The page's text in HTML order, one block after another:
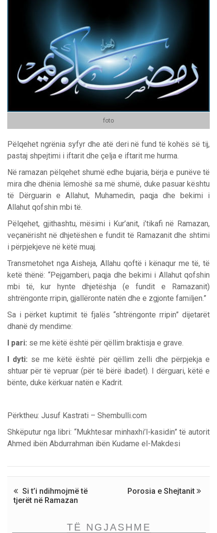
foto
Pëlqehet ngrënia syfyr dhe atë deri në fund të kohës së tij,
pastaj shpejtimi i iftarit dhe çelja e iftarit me hurma.
Në ramazan pëlqehet shumë edhe bujaria, bërja e punëve të
mira dhe dhënia lëmoshë sa më shumë, duke pasuar kështu
të Dërguarin e Allahut, Muhamedin, paqja dhe bekimi i
Allahut qofshin mbi të.
Pëlqehet, gjithashtu, mësimi i Kur’anit, i’tikafi në Ramazan,
veçanërisht në dhjetëshen e fundit të Ramazanit dhe shtimi
i përpjekjeve në këtë muaj.
Transmetohet nga Aisheja, Allahu qoftë i kënaqur me të, të
ketë thënë: “Pejgamberi, paqja dhe bekimi i Allahut qofshin
mbi të, kur hynte dhjetëshja (e fundit e Ramazanit)
shtrëngonte rripin, gjallëronte natën dhe e zgjonte familjen.”
Sa i përket kuptimit të fjalës “shtrëngonte rripin” dijetarët
dhanë dy mendime:
I pari: se me këtë është për qëllim braktisja e grave.
I dyti: se me këtë është për qëllim zelli dhe përpjekja e
shtuar për të vepruar (për të bërë ibadet). I dërguari, këtë e
bënte, duke kërkuar natën e Kadrit.
Përktheu: Jusuf Kastrati – Shembulli.com
Shkëputur nga libri: “Mukhtesar minhaxhi’l-kasidin” të autorit
Ahmed ibën Abdurrahman ibën Kudame el-Makdesi
Si t’i ndihmojmë të
tjerët në Ramazan
Porosia e Shejtanit
TË NGJASHME